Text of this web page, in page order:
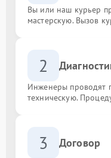
Вы или наш курьер
мастерскую. Вызов
2
Инженеры проводят
техническую.
3 Договор